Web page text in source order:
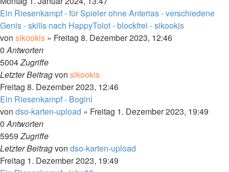
Ein Riesenkampf - für Spieler ohne Anterias - verschiedene
Genis - skills nach HappyTolot - blockfrei - sikookis
von sikookis » Freitag 8. Dezember 2023, 12:46
0Antworten
5004Zugriffe
Letzter Beitragvon sikookis
Freitag 8. Dezember 2023, 12:46
Ein Riesenkampf - Bogini
von dso-karten-upload » Freitag 1. Dezember 2023, 19:49
0Antworten
5959Zugriffe
Letzter Beitragvon dso-karten-upload
Freitag 1. Dezember 2023, 19:49